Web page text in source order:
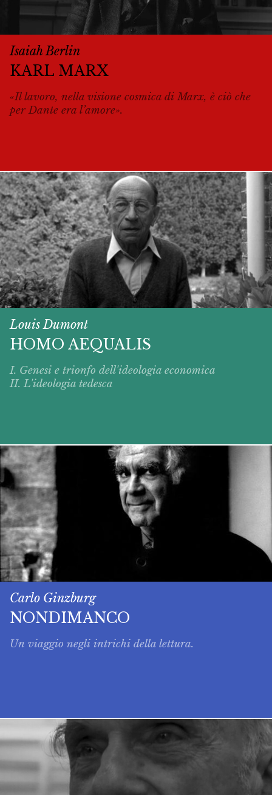
Isaiah Berlin
KARL MARX
«Il lavoro, nella visione cosmica di Marx, è ciò che
per Dante era l’amore».
Louis Dumont
HOMO AEQUALIS
I. Genesi e trionfo dell'ideologia economica
II. L'ideologia tedesca
Carlo Ginzburg
NONDIMANCO
Un viaggio negli intrichi della lettura.